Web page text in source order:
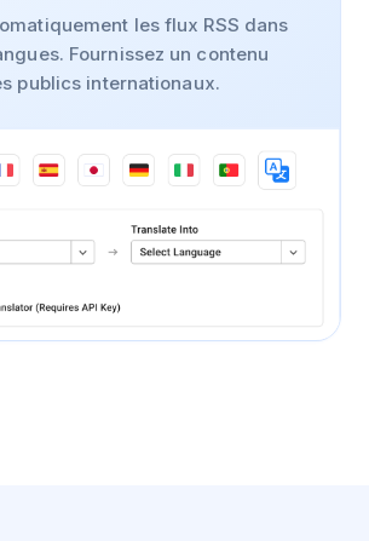
les flux RSS dans
Fournissez un contenu
publics internationaux.